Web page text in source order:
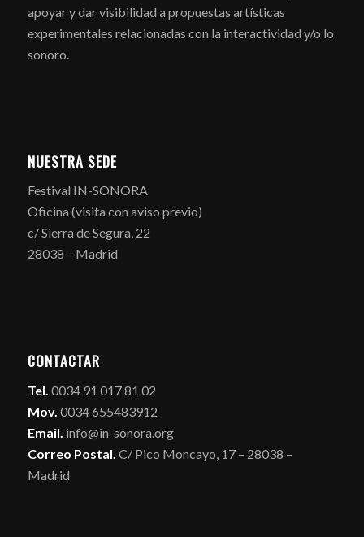
apoyar y dar visibilidad a propuestas artísticas
experimentales relacionadas con la interactividad y/o lo
sonoro.
NUESTRA SEDE
Festival IN-SONORA
Oficina (visita con aviso previo)
c/ Sierra de Segura, 22
28038 – Madrid
CONTACTAR
Tel. 0034 91 017 81 02
Mov. 0034 655483912
Email. info@in-sonora.org
Correo Postal. C/ Pico Moncayo, 17 – 28038 –
Madrid